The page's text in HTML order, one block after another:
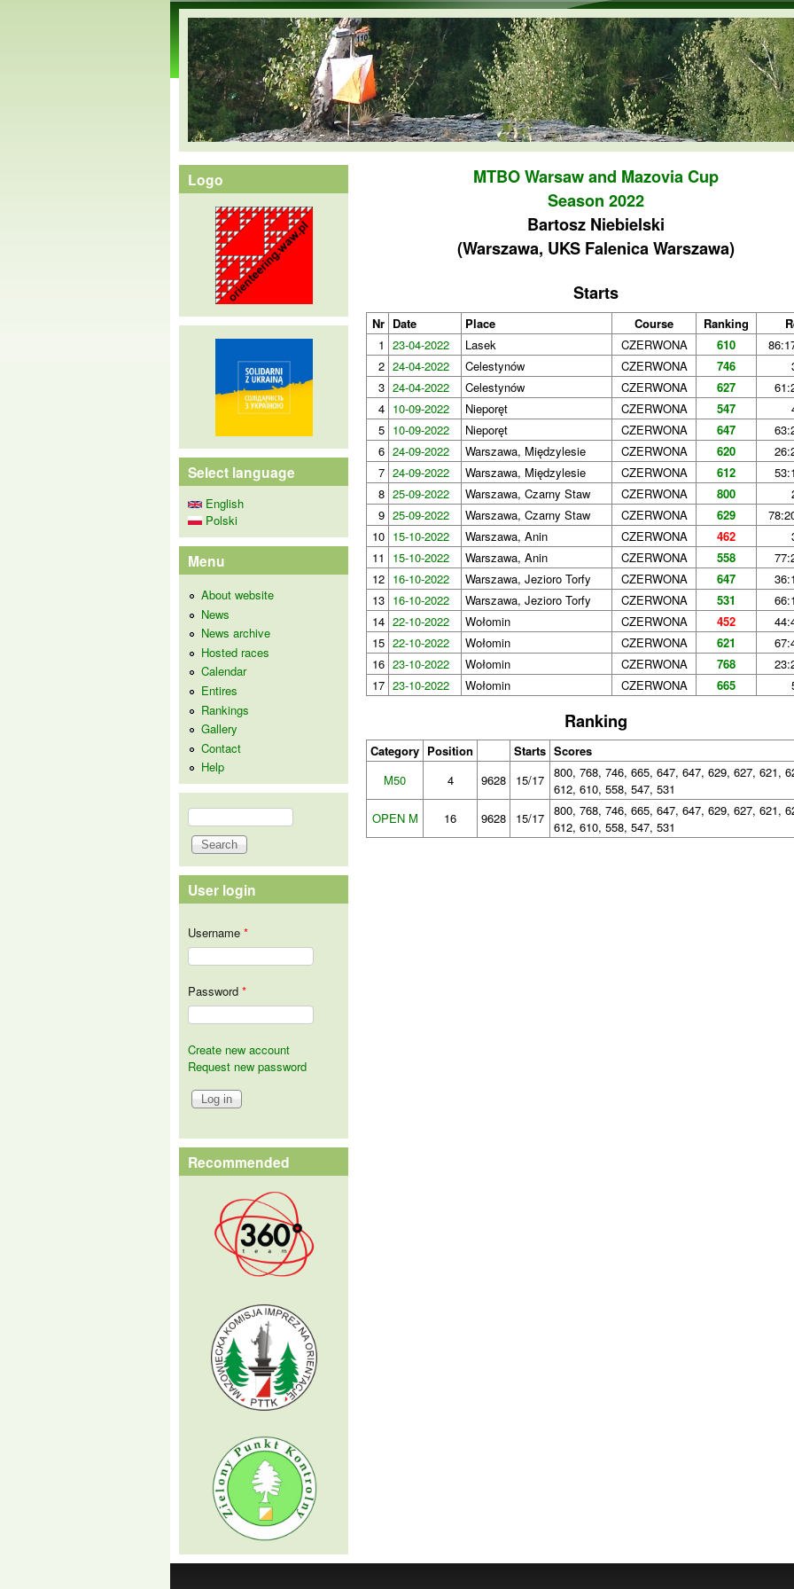
Skip to main content
orienteering.waw.pl
MTBO Warsaw and Mazovia Cup
Season 2022
Bartosz Niebielski
(Warszawa, UKS Falenica Warszawa)
Starts
Nr Date Place Course Ranking
1 23-04-2022 Lasek CZERWONA 610
2 24-04-2022 Celestynów CZERWONA 746
3 24-04-2022 Celestynów CZERWONA 627
4 10-09-2022 Nieporęt CZERWONA 547
5 10-09-2022 Nieporęt CZERWONA 647
6 24-09-2022 Warszawa, Międzylesie CZERWONA 620
7 24-09-2022 Warszawa, Międzylesie CZERWONA 612
8 25-09-2022 Warszawa, Czarny Staw CZERWONA 800
9 25-09-2022 Warszawa, Czarny Staw CZERWONA 629
10 15-10-2022 Warszawa, Anin CZERWONA 462
11
15-10-2022 Warszawa, Anin CZERWONA 558
12 16-10-2022 Warszawa, Jezioro Torfy CZERWONA 647
13 16-10-2022 Warszawa, Jezioro Torfy CZERWONA 531
14 22-10-2022 Wołomin CZERWONA 452
15 22-10-2022 Wołomin CZERWONA 621
16 23-10-2022 Wołomin CZERWONA 768
17 23-10-2022 Wołomin CZERWONA 665
Ranking
Category Position Starts Scores
M50
4 9628 15/17 800, 768, 746, 665, 647, 647, 629, 627, 621,
612, 610, 558, 547, 531
OPEN M
16 9628 15/17 800, 768, 746, 665, 647, 647, 629, 627, 621,
612, 610, 558, 547, 531
Logo
Select language
English
Polski
Menu
About website
News
News archive
Hosted races
Calendar
Entires
Rankings
Gallery
Contact
Help
Search form
Search
User login
Username *
Password *
Create new account
Request new password
Recommended